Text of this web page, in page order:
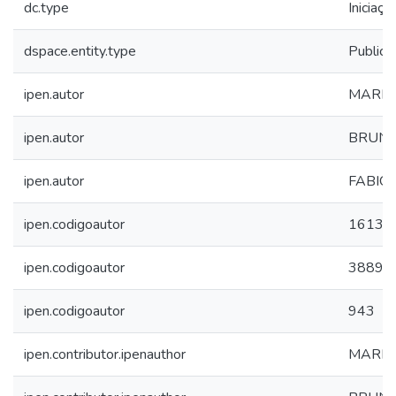
dc.type
dspace.entity.type
ipen.autor
ipen.autor
ipen.autor FABIO
ipen.codigoautor 16135
ipen.codigoautor 3889
ipen.codigoautor 943
ipen.contributor.ipenauthor